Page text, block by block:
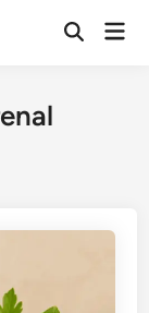
Abrir